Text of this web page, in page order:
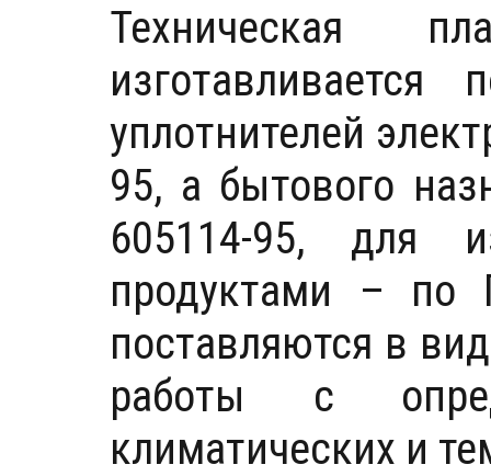
Техническая
уплотнителей
95, а бытового
605114-95, для
продуктами – по
поставляются в
работы с
климатических и